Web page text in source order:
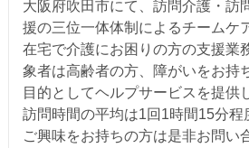
大阪府吹田市にて、訪問介護・訪
援の三位一体体制によるチームケ
在宅で介護にお困りの方の支援業
象者は高齢者の方、障がいをお持
目的としてヘルプサービスを提供
訪問時間の平均は1回1時間15分程
ご興味をお持ちの方は是非お問い